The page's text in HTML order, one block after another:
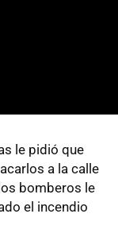
le pidió que
a la calle
bomberos le
el incendio